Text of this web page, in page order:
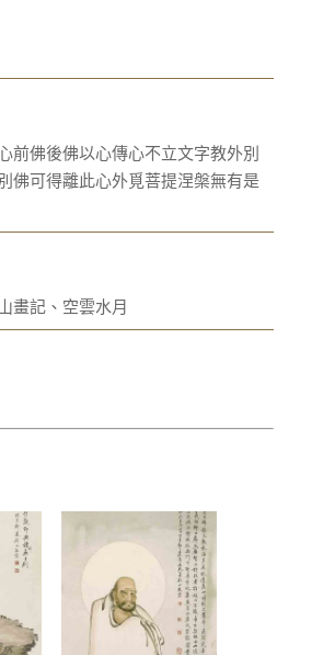
前佛後佛以心傳心不立文字教外別
佛可得離此心外覓菩提涅槃無有是
畫記、空雲水月